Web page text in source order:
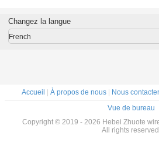
sur
verrouillage par
pression pour
industriels en
standard et
mesure
Changez la langue
French
Accueil | À propos de nous| Nous contacter
Vue de bureau
Copyright © 2019 - 2026 Hebei Zhuote
All rights